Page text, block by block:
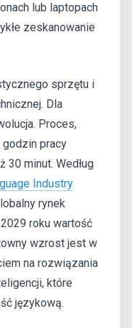
lub laptopach
zeskanowanie
sprzętu i
Dla
Proces,
godzin pracy
30 minut. Według
Industry
rynek
roku wartość
wzrost jest w
na rozwiązania
które
językową.